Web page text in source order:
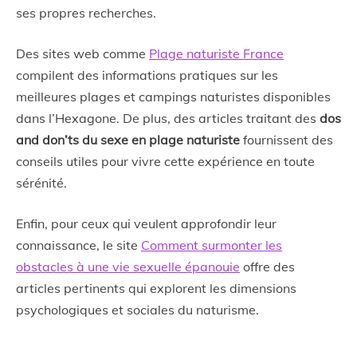
ses propres recherches.
Des sites web comme Plage naturiste France
compilent des informations pratiques sur les
meilleures plages et campings naturistes disponibles
dans l’Hexagone. De plus, des articles traitant des dos
and don’ts du sexe en plage naturiste fournissent des
conseils utiles pour vivre cette expérience en toute
sérénité.
Enfin, pour ceux qui veulent approfondir leur
connaissance, le site Comment surmonter les
obstacles à une vie sexuelle épanouie offre des
articles pertinents qui explorent les dimensions
psychologiques et sociales du naturisme.